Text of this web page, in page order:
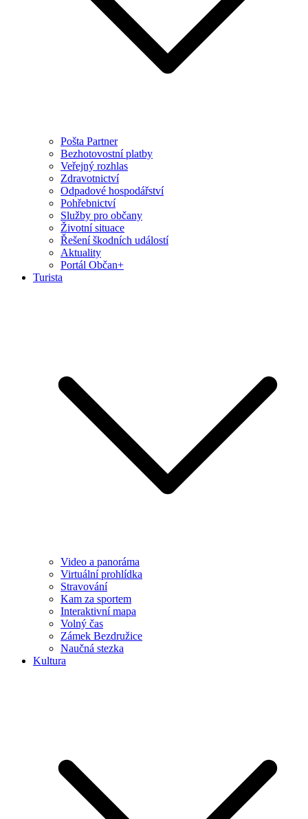
Pošta Partner
Bezhotovostní platby
Veřejný rozhlas
Zdravotnictví
Odpadové hospodářství
Pohřebnictví
Služby pro občany
Životní situace
Řešení škodních událostí
Aktuality
Portál Občan+
Turista
Video a panoráma
Virtuální prohlídka
Stravování
Kam za sportem
Interaktivní mapa
Volný čas
Zámek Bezdružice
Naučná stezka
Kultura